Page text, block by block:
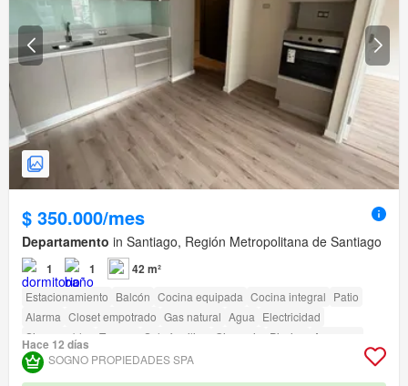
$ 350.000/mes
Departamento in Santiago, Región Metropolitana de Santiago
1 1 42 m²
Estacionamiento Balcón Cocina equipada Cocina integral Patio
Alarma Closet empotrado Gas natural Agua Electricidad
Sin amueblar
Terraza Solo familias Gimnasio Piscina
Ascensor
Jardín Conserje Parilla
Caseta de vigilancia
Acceso para personas con discapacidad
Hace 12 días
SOGNO PROPIEDADES SPA